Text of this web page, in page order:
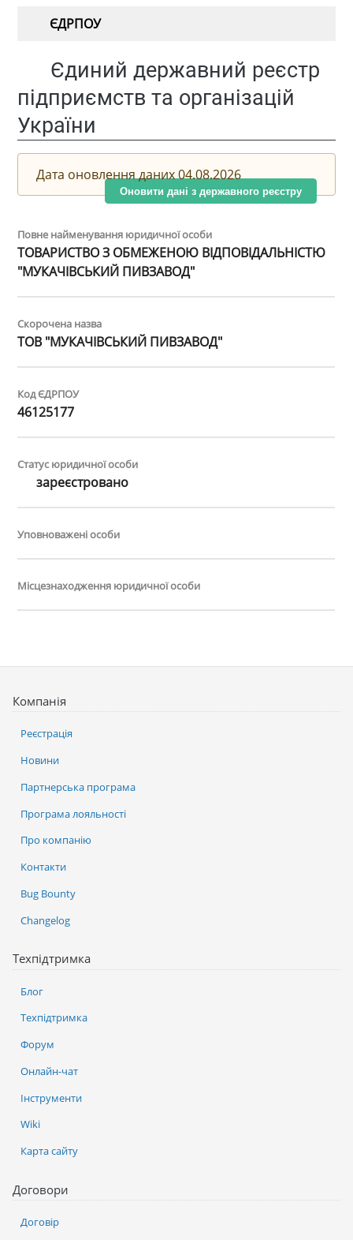
ЄДРПОУ
Єдиний державний реєстр
підприємств та організацій
України
Дата оновлення даних 04.08.2026
Оновити дані з державного реєстру
Повне найменування юридичної особи
ТОВАРИСТВО З ОБМЕЖЕНОЮ ВІДПОВІДАЛЬНІСТЮ
"МУКАЧІВСЬКИЙ ПИВЗАВОД"
Скорочена назва
ТОВ "МУКАЧІВСЬКИЙ ПИВЗАВОД"
Код ЄДРПОУ
46125177
Статус юридичної особи
зареєстровано
Уповноважені особи
Місцезнаходження юридичної особи
Компанія
Реєстрація
Новини
Партнерська програма
Програма лояльності
Про компанію
Контакти
Bug Bounty
Changelog
Техпідтримка
Блог
Техпідтримка
Форум
Онлайн-чат
Інструменти
Wiki
Карта сайту
Договори
Договір